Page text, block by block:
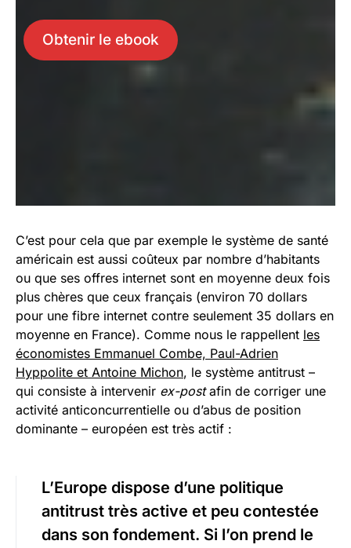
Obtenir le ebook
C’est pour cela que par exemple le système de santé
américain est aussi coûteux par nombre d’habitants
ou que ses offres internet sont en moyenne deux fois
plus chères que ceux français (environ 70 dollars
pour une fibre internet contre seulement 35 dollars en
moyenne en France). Comme nous le rappellent les
économistes Emmanuel Combe, Paul-Adrien
Hyppolite et Antoine Michon, le système antitrust –
qui consiste à intervenir ex-postafin de corriger une
activité anticoncurrentielle ou d’abus de position
dominante – européen est très actif :
L’Europe dispose d’une politique
antitrust très active et peu contestée
dans son fondement. Si l’on prend le